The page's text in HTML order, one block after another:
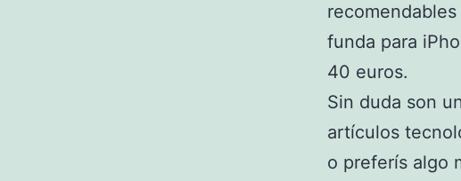
recomendables
funda para
40 euros.
Sin duda son
artículos
o preferís algo